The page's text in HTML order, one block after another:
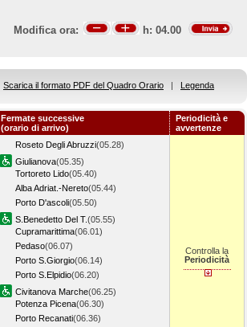
Modifica ora: h: 04.00
Scarica il formato PDF del Quadro Orario | Legenda
Fermate successive
(orario di arrivo)
Periodicità e
avvertenze
Roseto Degli Abruzzi(05.28)
Giulianova(05.35)
Tortoreto Lido(05.40)
Alba Adriat.-Nereto(05.44)
Porto D'ascoli(05.50)
S.Benedetto Del T.(05.55)
Cupramarittima(06.01)
Pedaso(06.07)
Porto S.Giorgio(06.14)
Porto S.Elpidio(06.20)
Civitanova Marche(06.25)
Potenza Picena(06.30)
Porto Recanati(06.36)
Controlla la
Periodicità